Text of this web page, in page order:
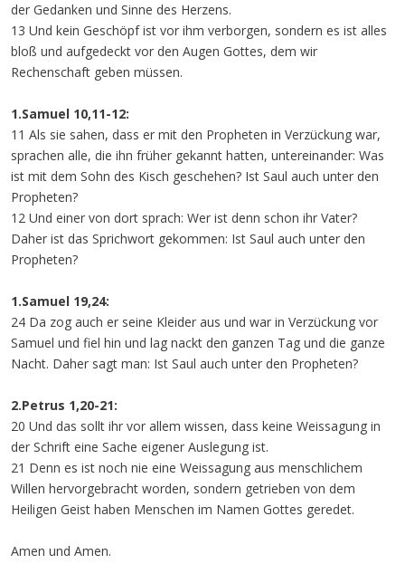
der Gedanken und Sinne des Herzens.
13 Und kein Geschöpf ist vor ihm verborgen, sondern es ist alles
bloß und aufgedeckt vor den Augen Gottes, dem wir
Rechenschaft geben müssen.
1.Samuel 10,11-12:
11 Als sie sahen, dass er mit den Propheten in Verzückung war,
sprachen alle, die ihn früher gekannt hatten, untereinander: Was
ist mit dem Sohn des Kisch geschehen? Ist Saul auch unter den
Propheten?
12 Und einer von dort sprach: Wer ist denn schon ihr Vater?
Daher ist das Sprichwort gekommen: Ist Saul auch unter den
Propheten?
1.Samuel 19,24:
24 Da zog auch er seine Kleider aus und war in Verzückung vor
Samuel und fiel hin und lag nackt den ganzen Tag und die ganze
Nacht. Daher sagt man: Ist Saul auch unter den Propheten?
2.Petrus 1,20-21:
20 Und das sollt ihr vor allem wissen, dass keine Weissagung in
der Schrift eine Sache eigener Auslegung ist.
21 Denn es ist noch nie eine Weissagung aus menschlichem
Willen hervorgebracht worden, sondern getrieben von dem
Heiligen Geist haben Menschen im Namen Gottes geredet.
Amen und Amen.